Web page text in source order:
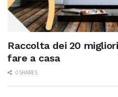
Raccolta dei 20
fare a casa
0 SHARES